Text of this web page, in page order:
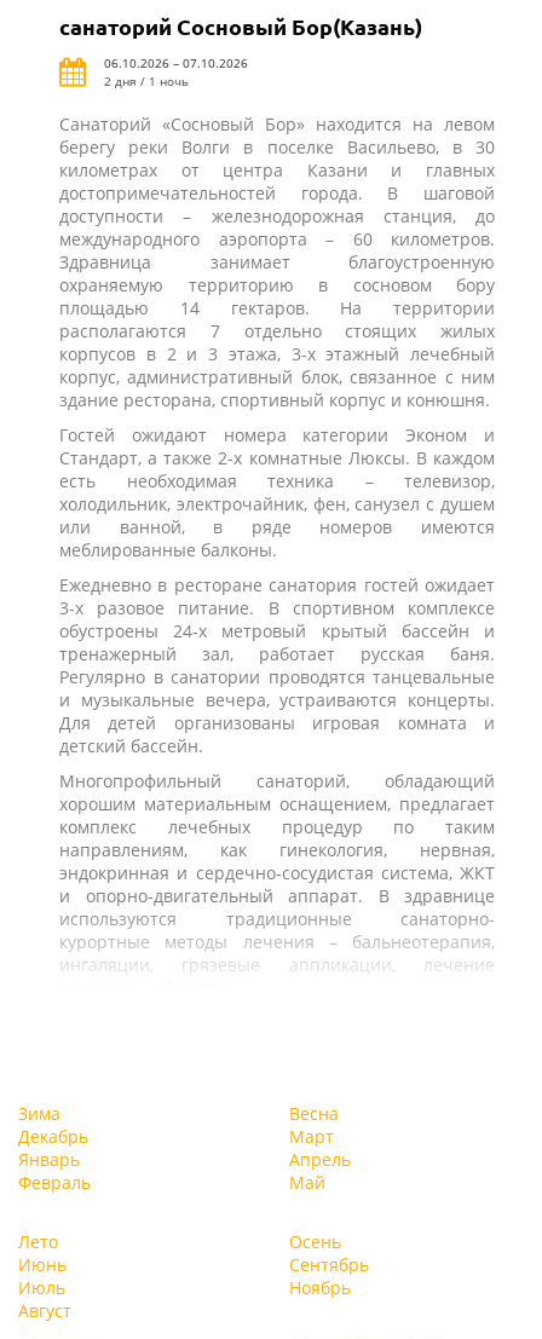
санаторий Сосновый Бор(Казань)
06.10.2026 – 07.10.2026
2 дня / 1 ночь
Санаторий «Сосновый Бор» находится на левом
берегу реки Волги в поселке Васильево, в 30
километрах от центра Казани и главных
достопримечательностей города. В шаговой
доступности – железнодорожная станция, до
международного аэропорта – 60 километров.
Здравница занимает благоустроенную
охраняемую территорию в сосновом бору
площадью 14 гектаров. На территории
располагаются 7 отдельно стоящих жилых
корпусов в 2 и 3 этажа, 3-х этажный лечебный
корпус, административный блок, связанное с ним
здание ресторана, спортивный корпус и конюшня.
Гостей ожидают номера категории Эконом и
Стандарт, а также 2-х комнатные Люксы. В каждом
есть необходимая техника – телевизор,
холодильник, электрочайник, фен, санузел с душем
или ванной, в ряде номеров имеются
меблированные балконы.
Ежедневно в ресторане санатория гостей ожидает
3-х разовое питание. В спортивном комплексе
обустроены 24-х метровый крытый бассейн и
тренажерный зал, работает русская баня.
Регулярно в санатории проводятся танцевальные
и музыкальные вечера, устраиваются концерты.
Для детей организованы игровая комната и
детский бассейн.
Многопрофильный санаторий, обладающий
хорошим материальным оснащением, предлагает
комплекс лечебных процедур по таким
направлениям, как гинекология, нервная,
эндокринная и сердечно-сосудистая система, ЖКТ
и опорно-двигательный аппарат. В здравнице
используются традиционные санаторно-
курортные методы лечения – бальнеотерапия,
ингаляции, грязевые аппликации, лечение
Зима
Декабрь
Январь
Февраль
Весна
Март
Апрель
Май
Лето
Июнь
Июль
Август
Осень
Сентябрь
Ноябрь